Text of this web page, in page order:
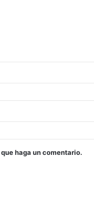
haga un comentario.